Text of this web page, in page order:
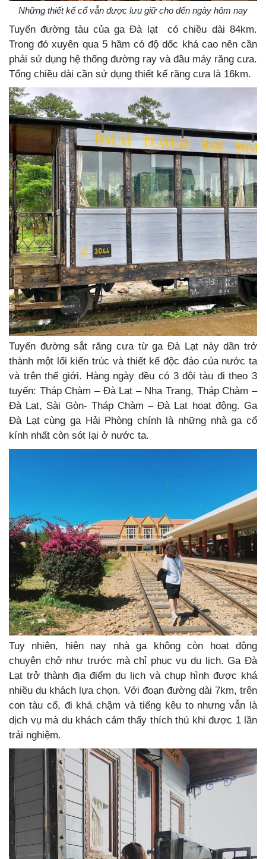
Những thiết kế cổ vẫn được lưu giữ cho đến ngày hôm nay
Tuyến đường tàu của ga Đà lạt có chiều dài 84km.
Trong đó xuyên qua 5 hầm có độ dốc khá cao nên cần
phải sử dụng hệ thống đường ray và đầu máy răng cưa.
Tổng chiều dài cần sử dụng thiết kế răng cưa là 16km.
Tuyến đường sắt răng cưa từ ga Đà Lạt này dần trở
thành một lối kiến trúc và thiết kế độc đáo của nước ta
và trên thế giới. Hàng ngày đều có 3 đội tàu đi theo 3
tuyến: Tháp Chàm – Đà Lạt – Nha Trang, Tháp Chàm –
Đà Lạt, Sài Gòn- Tháp Chàm – Đà Lạt hoạt động. Ga
Đà Lạt cùng ga Hải Phòng chính là những nhà ga cổ
kính nhất còn sót lại ở nước ta.
Tuy nhiên, hiện nay nhà ga không còn hoạt động
chuyên chở như trước mà chỉ phục vụ du lịch. Ga Đà
Lạt trở thành địa điểm du lịch và chụp hình được khá
nhiều du khách lựa chọn. Với đoạn đường dài 7km, trên
con tàu cổ, đi khá chậm và tiếng kêu to nhưng vẫn là
dịch vụ mà du khách cảm thấy thích thú khi được 1 lần
trải nghiệm.